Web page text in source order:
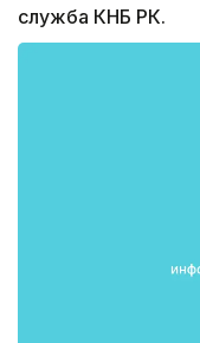
служба КНБ РК.